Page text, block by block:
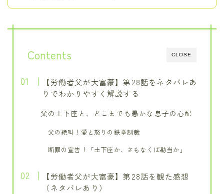
CLOSE
Contents
【労働者父が大富豪】第28話をネタバレあ
りでわかりやすく解説する
父の土下座と、どこまでも愚かな息子の心配
父の絶叫！愛と怒りの鉄拳制裁
断罪の宣告！「土下座か、さもなくば勘当か」
【労働者父が大富豪】第28話を観た感想
（ネタバレあり）